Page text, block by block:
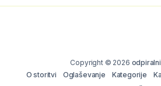
Copyright © 2026
O storitvi
Oglaševanje Kategorije